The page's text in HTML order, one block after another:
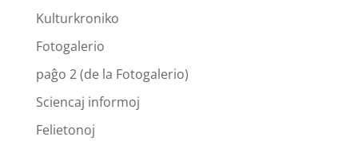
Kulturkroniko
Fotogalerio
paĝo 2 (de la Fotogalerio)
Sciencaj informoj
Felietonoj